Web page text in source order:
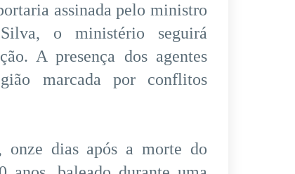
assinada pelo ministro
o ministério seguirá
A presença dos agentes
marcada por conflitos
dias após a morte do